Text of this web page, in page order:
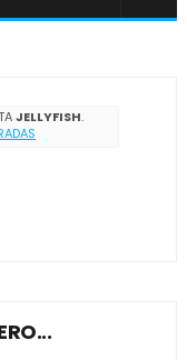
JELLYFISH.